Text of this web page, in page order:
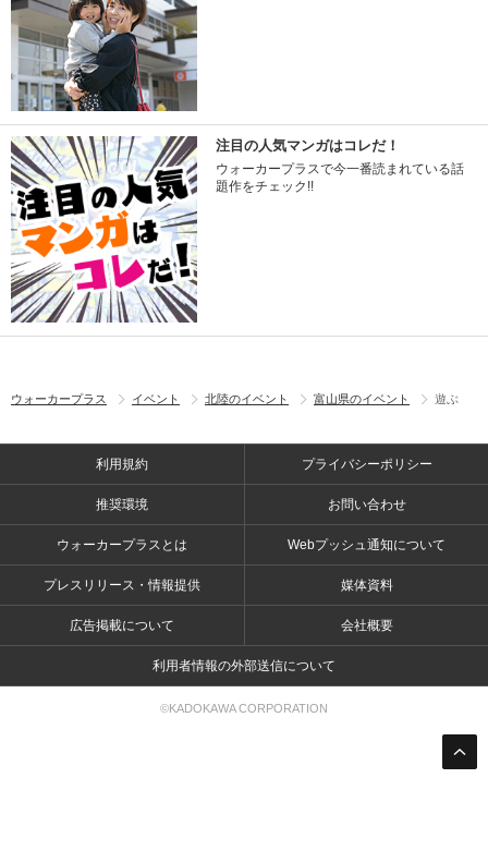
注目の人気マンガはコレだ！
ウォーカープラスで今一番読まれている話
題作をチェック!!
ウォーカープラス イベント 北陸のイベント 富山県のイベント 遊ぶ
利用規約 プライバシーポリシー
推奨環境 お問い合わせ
ウォーカープラスとは Webプッシュ通知について
プレスリリース・情報提供 媒体資料
広告掲載について 会社概要
利用者情報の外部送信について
©KADOKAWA CORPORATION